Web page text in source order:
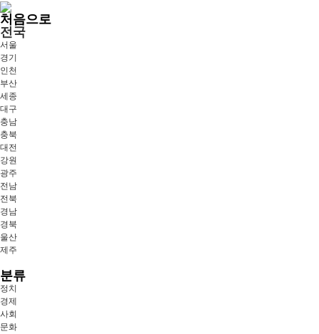
처음으로
전국
서울
경기
인천
부산
세종
대구
충남
충북
대전
강원
광주
전남
전북
경남
경북
울산
제주
분류
정치
경제
사회
문화